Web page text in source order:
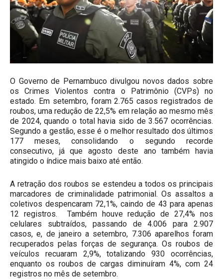
O Governo de Pernambuco divulgou novos dados sobre
os Crimes Violentos contra o Patrimônio (CVPs) no
estado. Em setembro, foram 2.765 casos registrados de
roubos, uma redução de 22,5% em relação ao mesmo mês
de 2024, quando o total havia sido de 3.567 ocorrências.
Segundo a gestão, esse é o melhor resultado dos últimos
177 meses, consolidando o segundo recorde
consecutivo, já que agosto deste ano também havia
atingido o índice mais baixo até então.
A retração dos roubos se estendeu a todos os principais
marcadores de criminalidade patrimonial. Os assaltos a
coletivos despencaram 72,1%, caindo de 43 para apenas
12 registros. Também houve redução de 27,4% nos
celulares subtraídos, passando de 4.006 para 2.907
casos, e, de janeiro a setembro, 7.306 aparelhos foram
recuperados pelas forças de segurança. Os roubos de
veículos recuaram 2,9%, totalizando 930 ocorrências,
enquanto os roubos de cargas diminuíram 4%, com 24
registros no mês de setembro.